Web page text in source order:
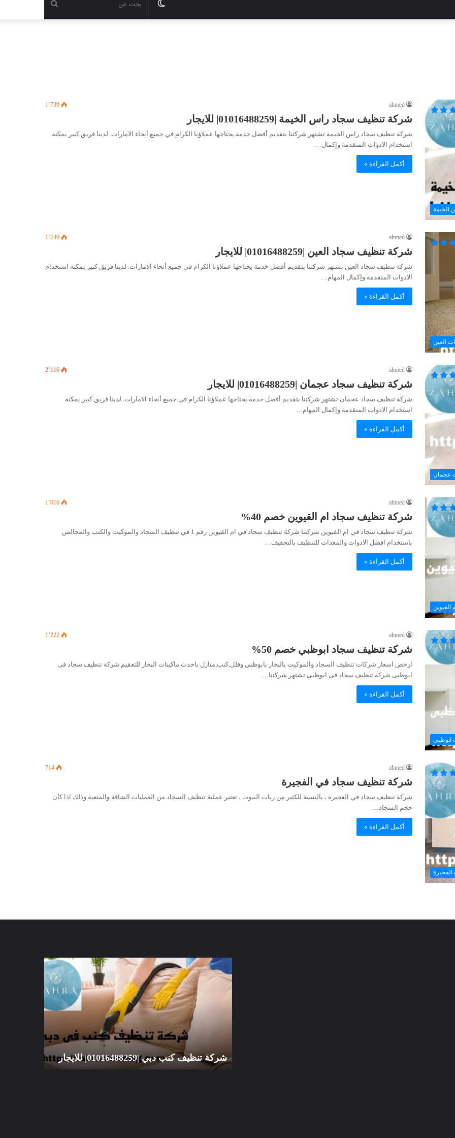
بحث الوضع
الخيمة
ahmed 1٬739
شركة تنظيف سجاد راس الخيمة |01016488259| للايجار
شركة تنظيف سجاد راس الخيمة تشتهر شركتنا بتقديم أفضل خدمة يحتاجها عملاؤنا الكرام في جميع أنحاء الامارات. لدينا فريق كبير يمكنه
استخدام الادوات المتقدمة وإكمال…
أكمل القراءة »
العين
ahmed 1٬749
شركة تنظيف سجاد العين |01016488259| للايجار
شركة تنظيف سجاد العين تشتهر شركتنا بتقديم أفضل خدمة يحتاجها عملاؤنا الكرام في جميع أنحاء الامارات. لدينا فريق كبير يمكنه استخدام
الادوات المتقدمة وإكمال المهام…
أكمل القراءة »
عجمان
ahmed 2٬116
شركة تنظيف سجاد عجمان |01016488259| للايجار
شركة تنظيف سجاد عجمان تشتهر شركتنا بتقديم أفضل خدمة يحتاجها عملاؤنا الكرام في جميع أنحاء الامارات. لدينا فريق كبير يمكنه
استخدام الادوات المتقدمة وإكمال المهام…
أكمل القراءة »
القيوين
ahmed 1٬010
شركة تنظيف سجاد ام القيوين خصم 40%
شركة تنظيف سجاد في ام القيوين شركتنا شركة تنظيف سجاد في ام القيوين رقم 1 في تنظيف السجاد والموكيت والكنب والمجالس
باستخدام افضل الادوات والمعدات للتنظيف بالتجفيف…
أكمل القراءة »
ابوظبى
ahmed 1٬222
شركة تنظيف سجاد ابوظبي خصم 50%
ارخص اسعار شركات تنظيف السجاد والموكيت بالبخار بابوظبي وفلل,كنب,منازل باحدث ماكينات البخار للتعقيم شركة تنظيف سجاد فى
ابوظبى شركة تنظيف سجاد فى ابوظبى تشتهر شركتنا…
أكمل القراءة »
ahmed
714
شركة تنظيف سجاد في الفجيرة
شركة تنظيف سجاد في الفجيرة ، بالنسبة للكثير من ربات البيوت ، تعتبر عملية تنظيف السجاد من العمليات الشاقة والمتعبة وذلك اذا كان
حجم السجاد…
أكمل القراءة »
شركة
تنظيف
كنب
|01016488259|
شركة تنظيف كنب دبي |01016488259| للايجار
شركة
تنظيف
سجاد